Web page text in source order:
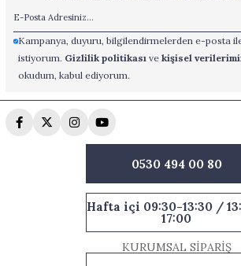
Kampanya, duyuru, bilgilendirmelerden e-posta
istiyorum. Gizlilik politikasıve kişisel
okudum, kabul ediyorum.
0530 494 00 80
Hafta içi 09:30-13:30 /
17:00
KURUMSAL SİPARİŞ